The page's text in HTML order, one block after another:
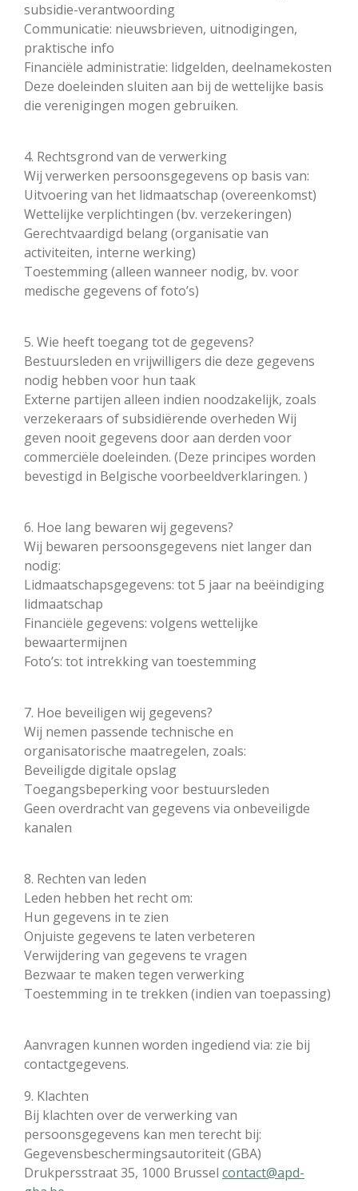
subsidie-verantwoording
Communicatie: nieuwsbrieven, uitnodigingen,
praktische info
Financiële administratie: lidgelden, deelnamekosten
Deze doeleinden sluiten aan bij de wettelijke basis
die verenigingen mogen gebruiken.
4. Rechtsgrond van de verwerking
Wij verwerken persoonsgegevens op basis van:
Uitvoering van het lidmaatschap (overeenkomst)
Wettelijke verplichtingen (bv. verzekeringen)
Gerechtvaardigd belang (organisatie van
activiteiten, interne werking)
Toestemming (alleen wanneer nodig, bv. voor
medische gegevens of foto’s)
5. Wie heeft toegang tot de gegevens?
Bestuursleden en vrijwilligers die deze gegevens
nodig hebben voor hun taak
Externe partijen alleen indien noodzakelijk, zoals
verzekeraars of subsidiërende overheden Wij
geven nooit gegevens door aan derden voor
commerciële doeleinden. (Deze principes worden
bevestigd in Belgische voorbeeldverklaringen. )
6. Hoe lang bewaren wij gegevens?
Wij bewaren persoonsgegevens niet langer dan
nodig:
Lidmaatschapsgegevens: tot 5 jaar na beëindiging
lidmaatschap
Financiële gegevens: volgens wettelijke
bewaartermijnen
Foto’s: tot intrekking van toestemming
7. Hoe beveiligen wij gegevens?
Wij nemen passende technische en
organisatorische maatregelen, zoals:
Beveiligde digitale opslag
Toegangsbeperking voor bestuursleden
Geen overdracht van gegevens via onbeveiligde
kanalen
8. Rechten van leden
Leden hebben het recht om:
Hun gegevens in te zien
Onjuiste gegevens te laten verbeteren
Verwijdering van gegevens te vragen
Bezwaar te maken tegen verwerking
Toestemming in te trekken (indien van toepassing)
Aanvragen kunnen worden ingediend via: zie bij
contactgegevens.
9. Klachten
Bij klachten over de verwerking van
persoonsgegevens kan men terecht bij:
Gegevensbeschermingsautoriteit (GBA)
Drukpersstraat 35, 1000 Brussel contact@apd-